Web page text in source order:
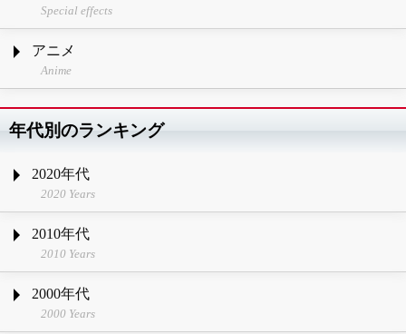
Special effects
アニメ
Anime
年代別のランキング
2020年代
2020 Years
2010年代
2010 Years
2000年代
2000 Years